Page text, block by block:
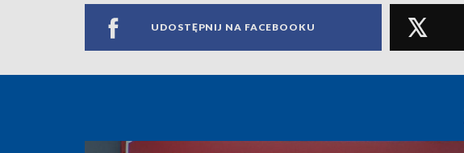
UDOSTĘPNIJ NA FACEBOOKU